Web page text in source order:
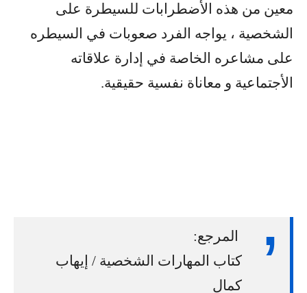
معين من هذه الأضطرابات للسيطرة على
الشخصية ، يواجه الفرد صعوبات في السيطره
على مشاعره الخاصة في إدارة علاقاته
الأجتماعية و معاناة نفسية حقيقية.
المرجع:
كتاب المهارات الشخصية / إيهاب
كمال